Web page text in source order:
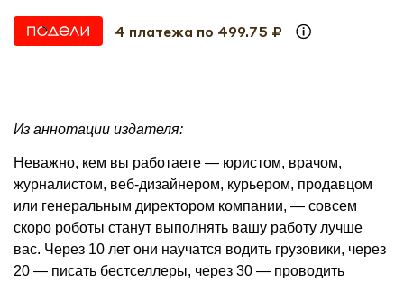
4 платежа по 499.75 ₽
Из аннотации издателя:
Неважно, кем вы работаете — юристом, врачом,
журналистом, веб-дизайнером, курьером, продавцом
или генеральным директором компании, — совсем
скоро роботы станут выполнять вашу работу лучше
вас. Через 10 лет они научатся водить грузовики, через
20 — писать бестселлеры, через 30 — проводить